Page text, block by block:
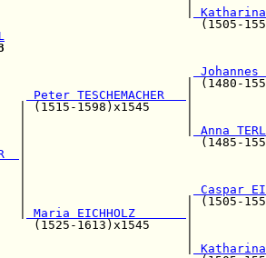
Johannes
Peter TESCHEMACHER
| (1515-
Anna
|                        (1485-
|                      |
Maria EICHHOLZ
(1525-